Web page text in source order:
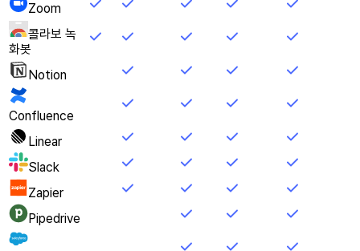
Zoom
콜라보 녹
화봇
Notion
Confluence
Linear
Slack
Zapier
Pipedrive